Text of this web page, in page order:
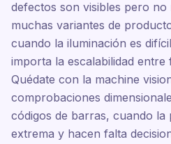
defectos son visibles pero no
muchas variantes de
cuando la iluminación es
importa la escalabilidad entre
Quédate con la machine
comprobaciones
códigos de barras, cuando la
extrema y hacen falta